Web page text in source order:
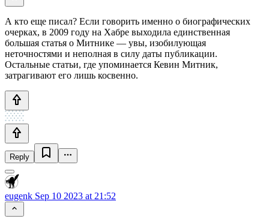
А кто еще писал? Если говорить именно о биографических
очерках, в 2009 году на Хабре выходила единственная
большая статья о Митнике — увы, изобилующая
неточностями и неполная в силу даты публикации.
Остальные статьи, где упоминается Кевин Митник,
затрагивают его лишь косвенно.
Reply
eugenk Sep 10 2023 at 21:52